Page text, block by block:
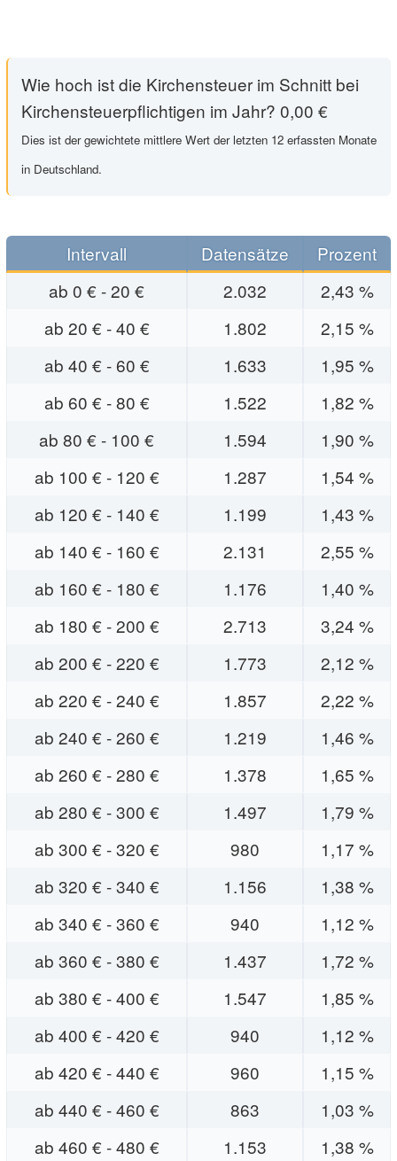
Wie hoch ist die Kirchensteuer im Schnitt bei
Kirchensteuerpflichtigen im Jahr? 0,00 €
Dies ist der gewichtete mittlere Wert der letzten 12 erfassten Monate
in Deutschland.
Intervall Datensätze
Prozent
ab 0 € - 20 €
2.032
2,43 %
ab 20 € - 40 €
1.802
2,15 %
ab 40 € - 60 €
1.633
1,95 %
ab 60 € - 80 €
1.522
1,82 %
ab 80 € - 100 €
1.594
1,90 %
ab 100 € - 120 €
1.287
1,54 %
ab 120 € - 140 €
1.199
1,43 %
ab 140 € - 160 €
2.131
2,55 %
ab 160 € - 180 €
1.176
1,40 %
ab 180 € - 200 €
2.713
3,24 %
ab 200 € - 220 €
1.773
2,12 %
ab 220 € - 240 €
1.857
2,22 %
ab 240 € - 260 €
1.219
1,46 %
ab 260 € - 280 €
1.378
1,65 %
ab 280 € - 300 €
1.497
1,79 %
ab 300 € - 320 €
980
1,17 %
ab 320 € - 340 €
1.156
1,38 %
ab 340 € - 360 €
940
1,12 %
ab 360 € - 380 €
1.437
1,72 %
ab 380 € - 400 €
1.547
1,85 %
ab 400 € - 420 €
940
1,12 %
ab 420 € - 440 €
960
1,15 %
ab 440 € - 460 €
863
1,03 %
ab 460 € - 480 €
1.153 1,38 %